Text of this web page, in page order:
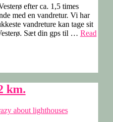
efter ca. 1,5 times
med en vandretur. Vi har
vandreture kan tage sit
Sæt din gps til … Read
km.
about lighthouses